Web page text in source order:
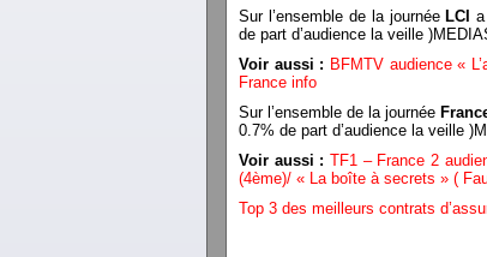
Sur l’ensemble de la journée LCI
de part d’audience la veille
Voir aussi : BFMTV audience «
France info
Sur l’ensemble de la journée
0.7% de part d’audience la veille
Voir aussi : TF1 – France 2
(4ème)/ « La boîte à secrets » (
Top 3 des meilleurs contrats